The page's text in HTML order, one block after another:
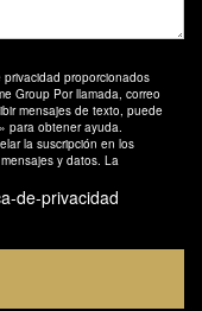
proporcionados
Group Por llamada, correo
mensajes de texto, puede
para obtener ayuda.
la suscripción en los
y datos. La
de-privacidad